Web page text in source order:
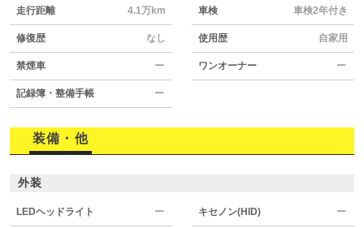
走行距離 4.1万km 車検 車検2年付き
修復歴 なし 使用歴 自家用
禁煙車 ー ワンオーナー ー
記録簿・整備手帳 ー
装備・他
外装
LEDヘッドライト ー キセノン(HID) ー